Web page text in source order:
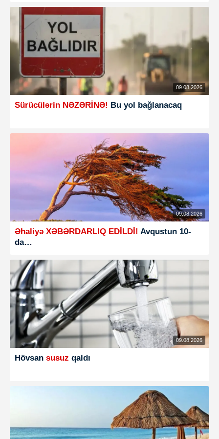
09.08.2026
Sürücülərin NƏZƏRİNƏ! Bu yol bağlanacaq
09.08.2026
Əhaliyə XƏBƏRDARLIQ EDİLDİ! Avqustun 10-
da…
09.08.2026
Hövsan susuz qaldı